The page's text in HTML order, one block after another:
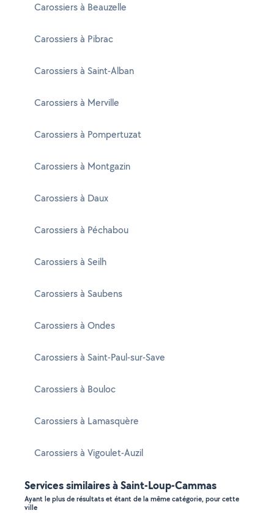
Carossiers à Beauzelle
Carossiers à Pibrac
Carossiers à Saint-Alban
Carossiers à Merville
Carossiers à Pompertuzat
Carossiers à Montgazin
Carossiers à Daux
Carossiers à Péchabou
Carossiers à Seilh
Carossiers à Saubens
Carossiers à Ondes
Carossiers à Saint-Paul-sur-Save
Carossiers à Bouloc
Carossiers à Lamasquère
Carossiers à Vigoulet-Auzil
Services similaires à Saint-Loup-Cammas
Ayant le plus de résultats et étant de la même catégorie, pour cette
ville